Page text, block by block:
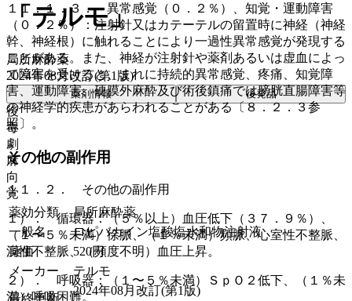
１１．１．３． 異常感覚（０．２％）、知覚・運動障害
（０．２％）：注射針又はカテーテルの留置時に神経（神経
幹、神経根）に触れることにより一過性異常感覚が発現する
ことがある。また、神経が注射針や薬剤あるいは虚血によっ
て障害を受けると、まれに持続的異常感覚、疼痛、知覚障
害、運動障害、硬膜外麻酔及び術後鎮痛では膀胱直腸障害等
の神経学的疾患があらわれることがある〔８．２．３参
照〕。
その他の副作用
１１．２． その他の副作用
１）． 循環器：（５％以上）血圧低下（３７．９％）、
（１〜５％未満）徐脈、（１％未満）頻脈、心室性不整脈、
洞性不整脈、（頻度不明）血圧上昇。
２）． 呼吸器：（１〜５％未満）ＳｐＯ２低下、（１％未
満）呼吸困難。
「テルモ」
局所麻酔薬
2024年08月改訂(第1版)
薬剤情報 後発品
後
毒
劇
麻
向
覚
薬効分類
局所麻酔薬
一般名
ロピバカイン塩酸塩水和物注射液
薬価
520円
メーカー
テルモ
最終更新
2024年08月改訂(第1版)